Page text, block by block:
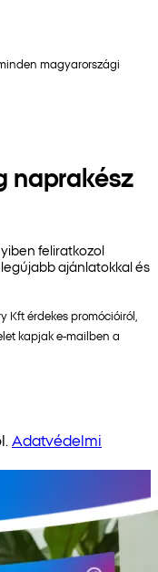
magyarországi
naprakész
feliratkozol
ajánlatokkal és
Kft érdekes promócióiról,
kapjak e-mailben a
Adatvédelmi